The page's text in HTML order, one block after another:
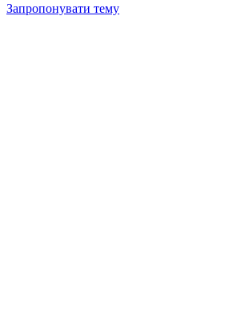
Запропонувати тему